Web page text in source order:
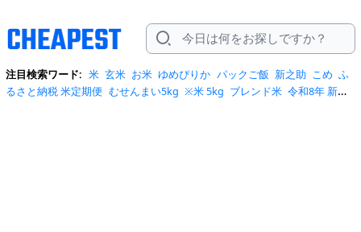
注目検索ワード: 米 玄米 お米 ゆめぴりか パックご飯 新之助 こめ ふ
るさと納税 米定期便 むせんまい5kg ※米 5kg ブレンド米 令和8年 新米